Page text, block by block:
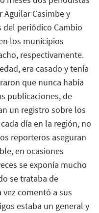
Aguilar Casimbe y
del periódico Cambio
los municipios
respectivamente.
era casado y tenía
que nunca había
publicaciones, de
un registro sobre los
día en la región, no
reporteros aseguran
en ocasiones
se exponía mucho
se trataba de
comentó a sus
estaba un general y